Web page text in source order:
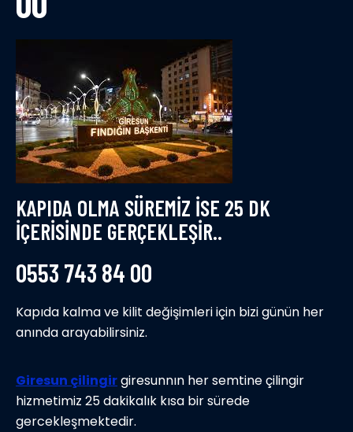
KAPIDA OLMA SÜREMİZ İSE 25 DK
İÇERİSİNDE GERÇEKLEŞİR..
0553 743 84 00
Kapıda kalma ve kilit değişimleri için bizi günün her
anında arayabilirsiniz.
Giresun çilingirgiresunnın her semtine çilingir
hizmetimiz 25 dakikalık kısa bir sürede
gercekleşmektedir.